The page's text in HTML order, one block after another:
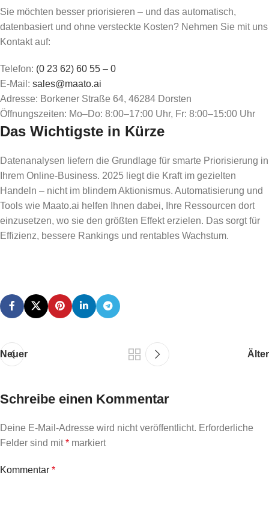
Sie möchten besser priorisieren – und das automatisch,
datenbasiert und ohne versteckte Kosten? Nehmen Sie mit uns
Kontakt auf:
Telefon: (0 23 62) 60 55 – 0
E-Mail: sales@maato.ai
Adresse: Borkener Straße 64, 46284 Dorsten
Öffnungszeiten: Mo–Do: 8:00–17:00 Uhr, Fr: 8:00–15:00 Uhr
Das Wichtigste in Kürze
Datenanalysen liefern die Grundlage für smarte Priorisierung in
Ihrem Online-Business. 2025 liegt die Kraft im gezielten
Handeln – nicht im blindem Aktionismus. Automatisierung und
Tools wie Maato.ai helfen Ihnen dabei, Ihre Ressourcen dort
einzusetzen, wo sie den größten Effekt erzielen. Das sorgt für
Effizienz, bessere Rankings und rentables Wachstum.
Neuer Älter
Schreibe einen Kommentar
Deine E-Mail-Adresse wird nicht veröffentlicht. Erforderliche
Felder sind mit* markiert
Kommentar *